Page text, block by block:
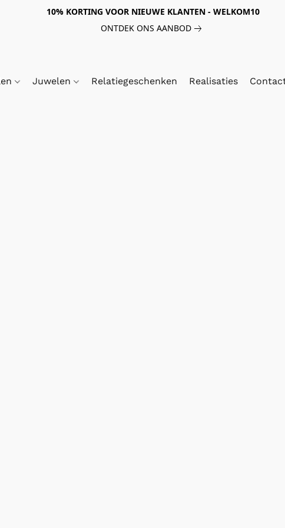
10% KORTING VOOR NIEUWE KLANTEN - WELKOM10
ONTDEK ONS AANBOD
Juwelen Relatiegeschenken Realisaties